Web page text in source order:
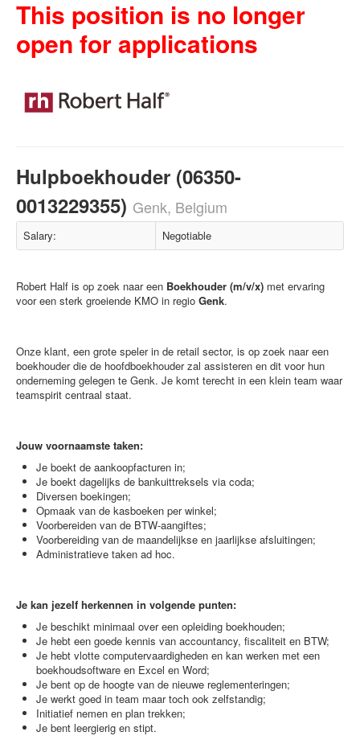
This position is no longer
open for applications
Hulpboekhouder (06350-
0013229355) Genk, Belgium
Salary: Negotiable
Robert Half is op zoek naar een Boekhouder (m/v/x) met ervaring
voor een sterk groeiende KMO in regio Genk.
Onze klant, een grote speler in de retail sector, is op zoek naar een
boekhouder die de hoofdboekhouder zal assisteren en dit voor hun
onderneming gelegen te Genk. Je komt terecht in een klein team waar
teamspirit centraal staat.
Jouw voornaamste taken:
Je boekt de aankoopfacturen in;
Je boekt dagelijks de bankuittreksels via coda;
Diversen boekingen;
Opmaak van de kasboeken per winkel;
Voorbereiden van de BTW-aangiftes;
Voorbereiding van de maandelijkse en jaarlijkse afsluitingen;
Administratieve taken ad hoc.
Je kan jezelf herkennen in volgende punten:
Je beschikt minimaal over een opleiding boekhouden;
Je hebt een goede kennis van accountancy, fiscaliteit en BTW;
Je hebt vlotte computervaardigheden en kan werken met een
boekhoudsoftware en Excel en Word;
Je bent op de hoogte van de nieuwe reglementeringen;
Je werkt goed in team maar toch ook zelfstandig;
Initiatief nemen en plan trekken;
Je bent leergierig en stipt.